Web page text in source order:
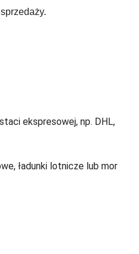
ekspresowej, np. DHL,
ładunki lotnicze lub mor